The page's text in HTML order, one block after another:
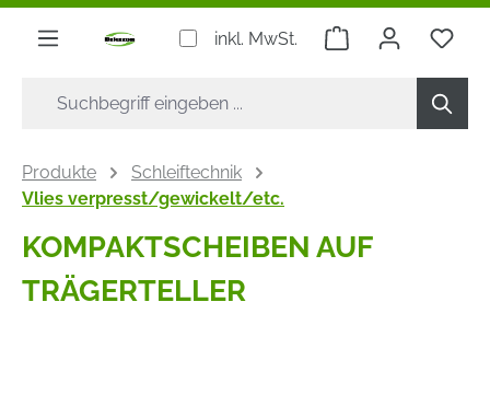
springen
inkl. MwSt. Warenkorb
Produkte
Schleiftechnik
Vlies verpresst/gewickelt/etc.
KOMPAKTSCHEIBEN AUF
TRÄGERTELLER